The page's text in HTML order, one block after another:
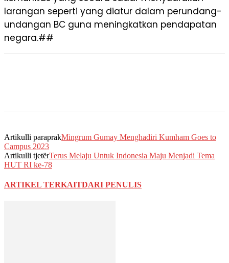
larangan seperti yang diatur dalam perundang-
undangan BC guna meningkatkan pendapatan
negara.##
Artikulli paraprakMingrum Gumay Menghadiri Kumham Goes to
Campus 2023
Artikulli tjetërTerus Melaju Untuk Indonesia Maju Menjadi Tema
HUT RI ke-78
ARTIKEL TERKAITDARI PENULIS